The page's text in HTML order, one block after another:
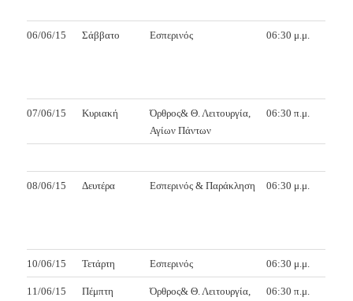
06/06/15 Σάββατο Εσπερινός 06:30 μ.μ.
07/06/15 Κυριακή
Όρθρος& Θ. Λειτουργία,
Αγίων Πάντων
06:30 π.μ.
08/06/15 Δευτέρα Εσπερινός & Παράκληση 06:30 μ.μ.
10/06/15 Τετάρτη Εσπερινός 06:30 μ.μ.
11/06/15 Πέμπτη
Όρθρος& Θ. Λειτουργία,
06:30 π.μ.